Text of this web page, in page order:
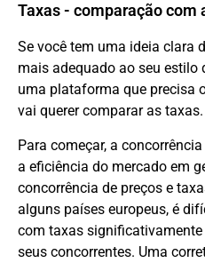
Taxas - comparação com
Se você tem uma ideia clara
mais adequado ao seu estilo
uma plataforma que precisa
vai querer comparar as taxas.
Para começar, a
a eficiência do mercado em
concorrência de preços e
alguns países europeus, é
com taxas
seus concorrentes. Uma